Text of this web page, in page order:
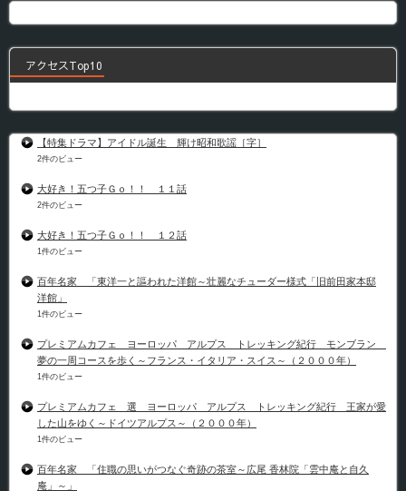
アクセスTop10
【特集ドラマ】アイドル誕生 輝け昭和歌謡［字］
2件のビュー
大好き！五つ子Ｇｏ！！ １１話
2件のビュー
大好き！五つ子Ｇｏ！！ １２話
1件のビュー
百年名家 「東洋一と謳われた洋館～壮麗なチューダー様式「旧前田家本邸
洋館」
1件のビュー
プレミアムカフェ ヨーロッパ アルプス トレッキング紀行 モンブラン
夢の一周コースを歩く～フランス・イタリア・スイス～（２０００年）
1件のビュー
プレミアムカフェ 選 ヨーロッパ アルプス トレッキング紀行 王家が愛
した山をゆく～ドイツアルプス～（２０００年）
1件のビュー
百年名家 「住職の思いがつなぐ奇跡の茶室～広尾 香林院「雲中庵と自久
庵」～」